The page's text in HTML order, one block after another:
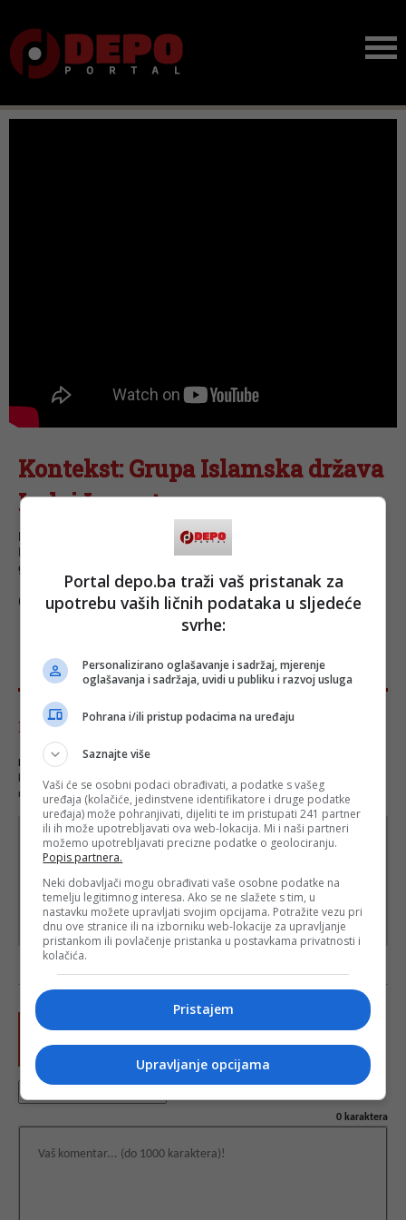
Kontekst: Grupa Islamska država
Irak i Levant
Mogu li zračni udari zaustaviti grupu Islamska država Irak i
Levant ili je neophodna i kopnena ofanziva? Kako je nastala
grupa ISIL?
(DEPO TV/jk)
Komentari - Ukupno 0
NAPOMENA
- Portal Depo.ba zadržava pravo da obriše neprimjereni dio ili cijeli
komentar bez najave i objašnjenja. Mišljenja iznešena u komentarima nisu stavovi
redakcije web portala Depo.ba!
0 karaktera
Portal depo.ba traži vaš pristanak za
upotrebu vaših ličnih podataka u sljedeće
svrhe:
Personalizirano oglašavanje i sadržaj, mjerenje
oglašavanja i sadržaja, uvidi u publiku i razvoj usluga
Pohrana i/ili pristup podacima na uređaju
Saznajte više
Vaši će se osobni podaci obrađivati, a podatke s vašeg
uređaja (kolačiće, jedinstvene identifikatore i druge podatke
uređaja) može pohranjivati, dijeliti te im pristupati 241 partner
ili ih može upotrebljavati ova web-lokacija. Mi i naši partneri
možemo upotrebljavati precizne podatke o geolociranju.
Popis partnera.
Neki dobavljači mogu obrađivati vaše osobne podatke na
temelju legitimnog interesa. Ako se ne slažete s tim, u
nastavku možete upravljati svojim opcijama. Potražite vezu pri
dnu ove stranice ili na izborniku web-lokacije za upravljanje
pristankom ili povlačenje pristanka u postavkama privatnosti i
kolačića.
Pristajem
Upravljanje opcijama